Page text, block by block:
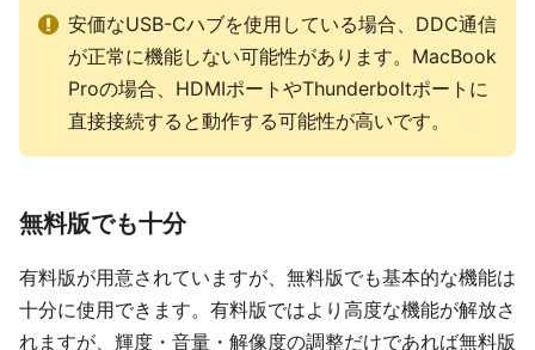
安価なUSB-Cハブを使用している場合、DDC通信
が正常に機能しない可能性があります。MacBook
Proの場合、HDMIポートやThunderboltポートに
直接接続すると動作する可能性が高いです。
無料版でも十分
有料版が用意されていますが、無料版でも基本的な機能は
十分に使用できます。有料版ではより高度な機能が解放さ
れますが、輝度・音量・解像度の調整だけであれば無料版